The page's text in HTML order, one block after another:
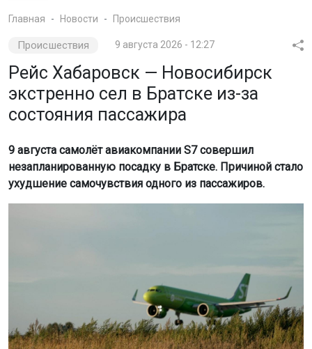
Главная Новости Происшествия
Происшествия 9 августа 2026 - 12:27
Рейс Хабаровск — Новосибирск
экстренно сел в Братске из-за
состояния пассажира
9 августа самолёт авиакомпании S7 совершил
незапланированную посадку в Братске. Причиной стало
ухудшение самочувствия одного из пассажиров.